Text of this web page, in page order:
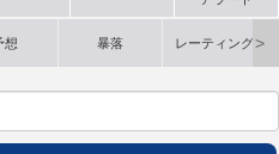
想 暴落 レーティング格